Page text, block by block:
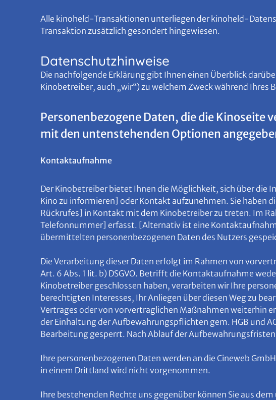
Alle kinoheld-Transaktionen unterliegen der kinoheld-
Transaktion zusätzlich gesondert hingewiesen.
Datenschutzhinweise
Die nachfolgende Erklärung gibt Ihnen einen Überblick
Kinobetreiber, auch „wir“) zu welchem Zweck während
Personenbezogene Daten, die die Kinoseite
mit den untenstehenden Optionen
Kontaktaufnahme
Der Kinobetreiber bietet Ihnen die Möglichkeit, sich über die
Kino zu informieren] oder Kontakt aufzunehmen. Sie haben
Rückrufes] in Kontakt mit dem Kinobetreiber zu treten. Im
Telefonnummer] erfasst. [Alternativ ist eine
übermittelten personenbezogenen Daten des Nutzers
Die Verarbeitung dieser Daten erfolgt im Rahmen von
Art. 6 Abs. 1 lit. b) DSGVO. Betrifft die Kontaktaufnahme
Kinobetreiber geschlossen haben, verarbeiten wir Ihre
berechtigten Interesses, Ihr Anliegen über diesen Weg zu
Vertrages oder von vorvertraglichen Maßnahmen weiterhin
der Einhaltung der Aufbewahrungspflichten gem. HGB und
Bearbeitung gesperrt. Nach Ablauf der
Ihre personenbezogenen Daten werden an die Cineweb
in einem Drittland wird nicht vorgenommen.
Ihre bestehenden Rechte uns gegenüber können Sie aus